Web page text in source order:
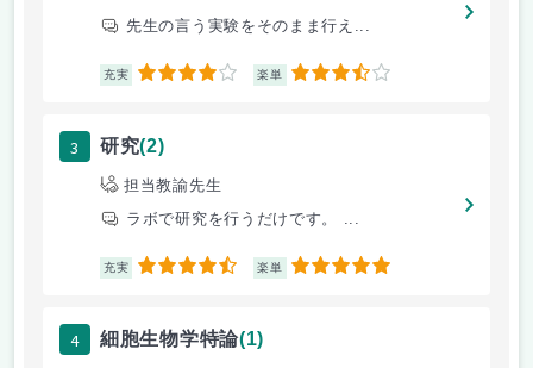
先生の言う実験をそのまま行え...
充実 4 楽単 3.5
3 研究(2)
担当教諭先生
ラボで研究を行うだけです。 ...
充実 4.5 楽単 5
4 細胞生物学特論(1)